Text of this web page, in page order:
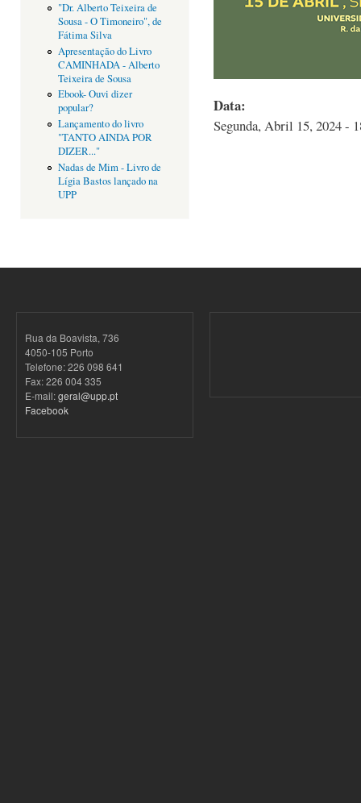
"Dr. Alberto Teixeira de
Sousa - O Timoneiro", de
Fátima Silva
Apresentação do Livro
CAMINHADA - Alberto
Teixeira de Sousa
Ebook- Ouvi dizer
popular?
Lançamento do livro
"TANTO AINDA POR
DIZER..."
Nadas de Mim - Livro de
Lígia Bastos lançado na
UPP
Data:
Segunda, Abril 15, 2024 -
Rua da Boavista, 736
4050-105 Porto
Telefone: 226 098 641
Fax: 226 004 335
E-mail:geral@upp.pt
Facebook